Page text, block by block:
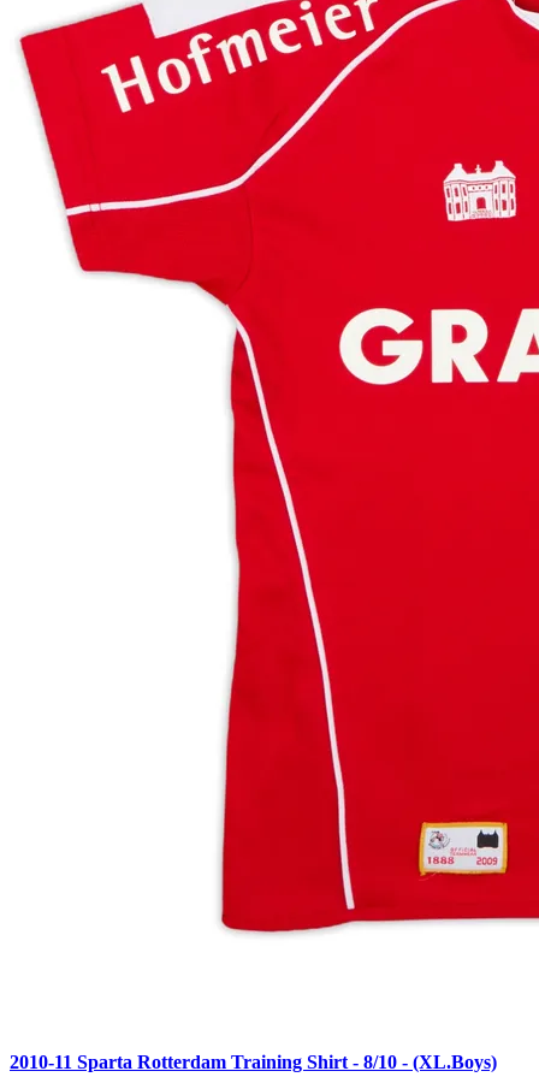
2010-11 Sparta Rotterdam Training Shirt - 8/10 - (XL.Boys)